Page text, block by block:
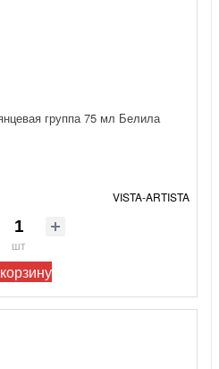
группа 75 мл Белила
VISTA-ARTISTA
шт